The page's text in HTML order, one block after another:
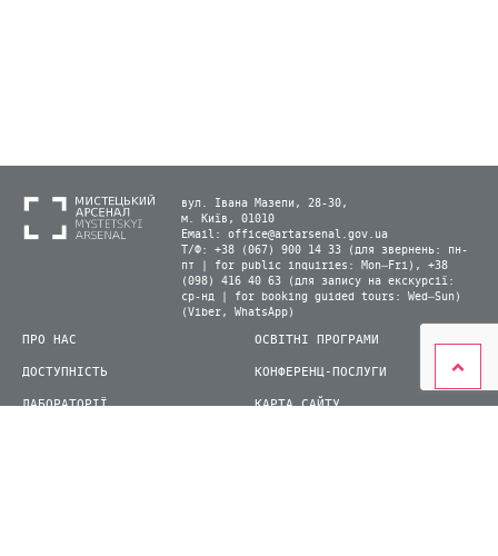
вул. Івана Мазепи, 28-30,
м. Київ, 01010
Email: office@artarsenal.gov.ua
Т/Ф: +38 (067) 900 14 33 (для звернень: пн-
пт | for public inquiries: Mon–Fri), +38
(098) 416 40 63 (для запису на екскурсії:
ср-нд | for booking guided tours: Wed–Sun)
(Viber, WhatsApp)
ПРО НАС
ДОСТУПНІСТЬ
ЛАБОРАТОРІЇ
ОСВІТНІ ПРОГРАМИ
КОНФЕРЕНЦ-ПОСЛУГИ
КАРТА САЙТУ